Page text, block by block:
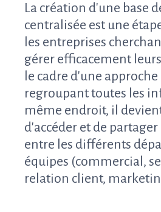
La création d'une base
centralisée est une
les entreprises
gérer efficacement
le cadre d'une
regroupant toutes les
même endroit, il
d'accéder et de
entre les différents
équipes (commercial,
relation client,